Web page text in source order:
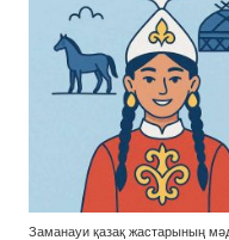
Заманауи қазақ жастарының